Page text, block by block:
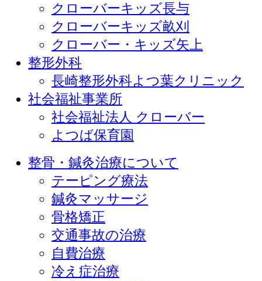
クローバーキッズ長与
クローバーキッズ畝刈
クローバー・キッズ矢上
整形外科
長崎整形外科よつ葉クリニック
社会福祉事業所
社会福祉法人 クローバー
よつば保育園
整骨・鍼灸治療について
テーピング療法
鍼灸マッサージ
骨格矯正
交通事故の治療
自費治療
冷え症治療